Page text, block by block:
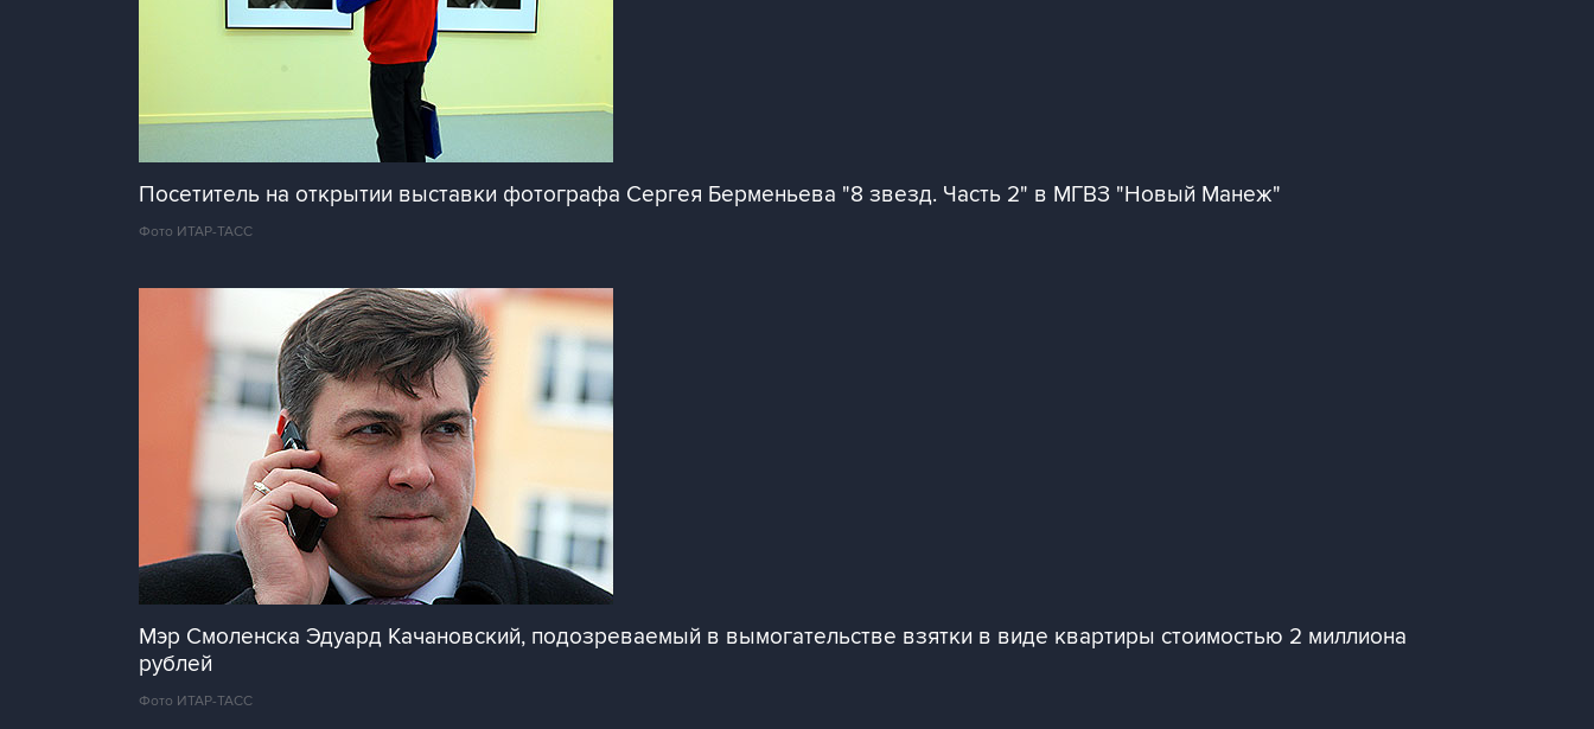
Посетитель на открытии выставки фотографа Сергея Берменьева "8 звезд. Часть 2" в МГВЗ "Новый Манеж"
Фото ИТАР-ТАСС
Мэр Смоленска Эдуард Качановский, подозреваемый в вымогательстве взятки в виде квартиры стоимостью 2 миллиона
рублей
Фото ИТАР-ТАСС